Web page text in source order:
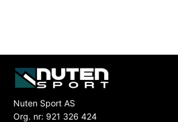
Nuten Sport AS
Org. nr: 921 326 424